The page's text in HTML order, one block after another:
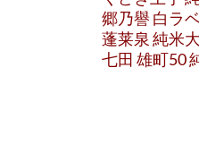
郷乃譽 白ラ
蓬莱泉 純米
七田 雄町50